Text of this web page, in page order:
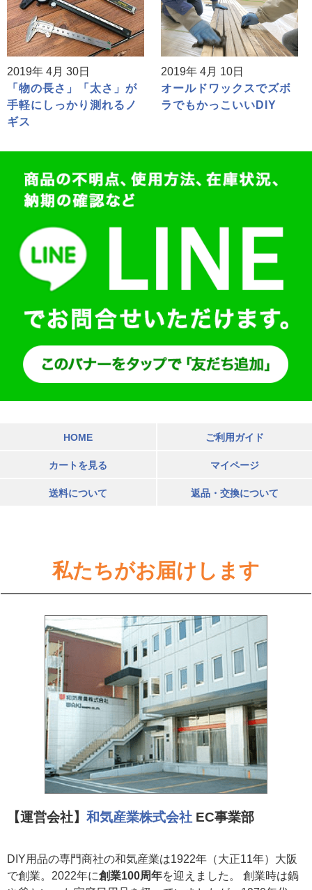
2019年 4月 30日
「物の長さ」「太さ」が
手軽にしっかり測れるノ
ギス
2019年 4月 10日
オールドワックスでズボ
ラでもかっこいいDIY
HOME ご利用ガイド
カートを見る マイページ
送料について 返品・交換について
私たちがお届けします
【運営会社】 和気産業株式会社 EC事業部
DIY用品の専門商社の和気産業は1922年（大正11年）大阪
で創業。2022年に創業100周年を迎えました。 創業時は鍋